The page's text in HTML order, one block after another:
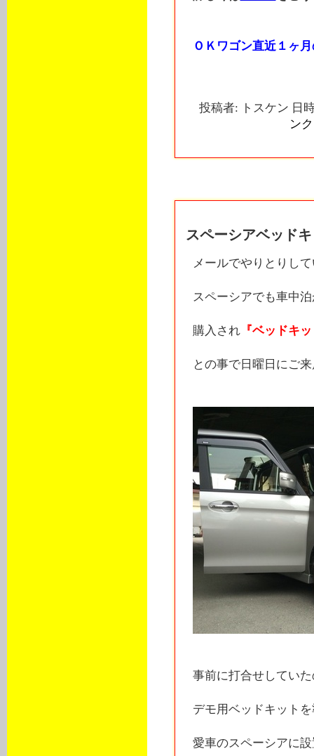
ＯＫワゴン直近１ヶ
投稿者: トスケン 日
ンク
スペーシアベッド
メールでやりとりし
スペーシアでも車中
購入され『ベッドキ
との事で日曜日にご
事前に打合せしてい
デモ用ベッドキット
愛車のスペーシアに